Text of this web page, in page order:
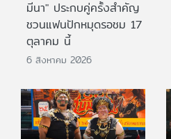
มีนา" ประกบคู่ครั้งสำคัญ
ชวนแฟนปักหมุดรอชม 17
ตุลาคม นี้
6 สิงหาคม 2026